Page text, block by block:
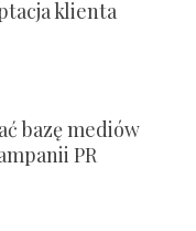
klienta
bazę mediów
PR